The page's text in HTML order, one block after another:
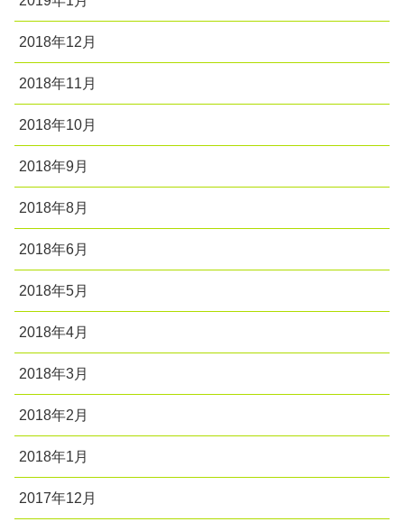
2018年12月
2018年11月
2018年10月
2018年9月
2018年8月
2018年6月
2018年5月
2018年4月
2018年3月
2018年2月
2018年1月
2017年12月